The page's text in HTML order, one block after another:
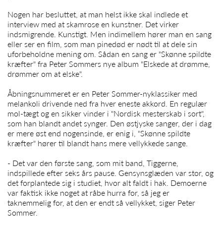
Nogen har besluttet, at man helst ikke skal indlede et
interview med at skamrose en kunstner. Det virker
indsmigrende. Kunstigt. Men indimellem hører man en sang
eller ser en film, som man pinedød er nødt til at dele sin
uforbeholdne mening om. Sådan en sang er "Skønne spildte
kræfter" fra Peter Sommers nye album "Elskede at drømme,
drømmer om at elske".
Åbningsnummeret er en Peter Sommer-nyklassiker med
melankoli drivende ned fra hver eneste akkord. En regulær
mol-tægt og en sikker vinder i "Nordisk mesterskab i sort",
som han blandt andet synger. Den østjyske sanger, der i dag
er mere øst end nogensinde, er enig i, "Skønne spildte
kræfter" hører til blandt hans mere vellykkede sange.
- Det var den første sang, som mit band, Tiggerne,
indspillede efter seks års pause. Gensynsglæden var stor, og
det forplantede sig i studiet, hvor alt faldt i hak. Demoerne
var faktisk ikke noget at råbe hurra for, så jeg er
taknemmelig for, at den er endt så vellykket, siger Peter
Sommer.